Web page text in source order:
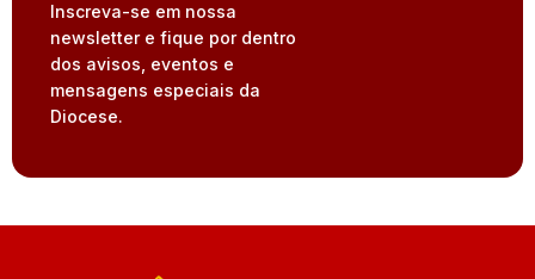
Inscreva-se em nossa
newsletter e fique por dentro
dos avisos, eventos e
mensagens especiais da
Diocese.